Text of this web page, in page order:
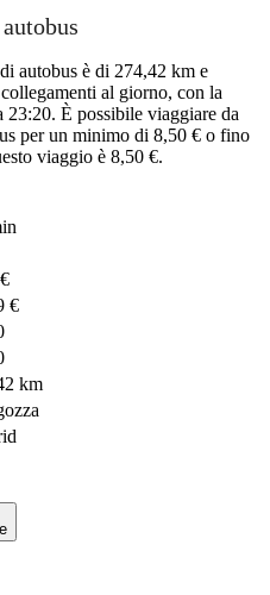
autobus è di 274,42 km e
al giorno, con la
23:20. È possibile viaggiare da
per un minimo di 8,50 € o fino
viaggio è 8,50 €.
€
km